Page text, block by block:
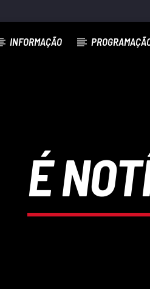
INFORMAÇÃO
É